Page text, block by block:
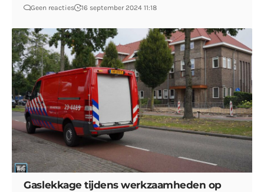
Geen reacties 16 september 2024 11:18
Gaslekkage tijdens werkzaamheden op